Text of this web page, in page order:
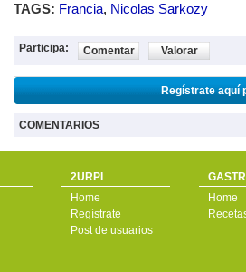
TAGS: Francia, Nicolas Sarkozy
Participa: Comentar Valorar
Regístrate aquí
COMENTARIOS
2URPI
Home
Regístrate
Post de usuarios
Home